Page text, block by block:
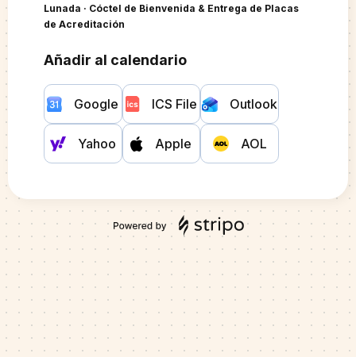
Lunada · Cóctel de Bienvenida & Entrega de Placas
de Acreditación
Añadir al calendario
Google ICS File Outlook
Yahoo Apple AOL